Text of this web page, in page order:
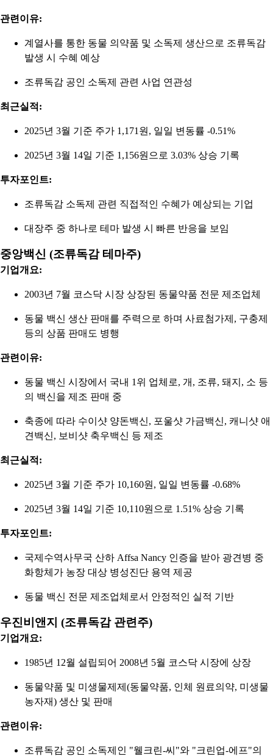
관련이유:
계열사를 통한 동물 의약품 및 소독제 생산으로 조류독감
발생 시 수혜 예상
조류독감 공인 소독제 관련 사업 연관성
최근실적:
2025년 3월 기준 주가 1,171원, 일일 변동률 -0.51%
2025년 3월 14일 기준 1,156원으로 3.03% 상승 기록
투자포인트:
조류독감 소독제 관련 직접적인 수혜가 예상되는 기업
대장주 중 하나로 테마 발생 시 빠른 반응을 보임
중앙백신 (조류독감 테마주)
기업개요:
2003년 7월 코스닥 시장 상장된 동물약품 전문 제조업체
동물 백신 생산 판매를 주력으로 하며 사료첨가제, 구충제
등의 상품 판매도 병행
관련이유:
동물 백신 시장에서 국내 1위 업체로, 개, 조류, 돼지, 소 등
의 백신을 제조 판매 중
축종에 따라 수이샷 양돈백신, 포울샷 가금백신, 캐니샷 애
견백신, 보비샷 축우백신 등 제조
최근실적:
2025년 3월 기준 주가 10,160원, 일일 변동률 -0.68%
2025년 3월 14일 기준 10,110원으로 1.51% 상승 기록
투자포인트:
국제수역사무국 산하 Affsa Nancy 인증을 받아 광견병 중
화항체가 농장 대상 병성진단 용역 제공
동물 백신 전문 제조업체로서 안정적인 실적 기반
우진비앤지 (조류독감 관련주)
기업개요:
1985년 12월 설립되어 2008년 5월 코스닥 시장에 상장
동물약품 및 미생물제제(동물약품, 인체 원료의약, 미생물
농자재) 생산 및 판매
관련이유:
조류독감 공인 소독제인 "웰크린-씨"와 "크린업-에프"의